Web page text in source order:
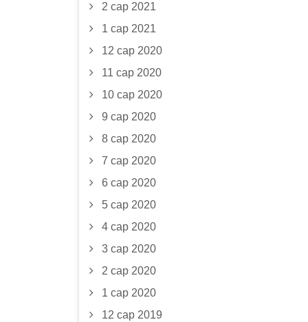
2 сар 2021
1 сар 2021
12 сар 2020
11 сар 2020
10 сар 2020
9 сар 2020
8 сар 2020
7 сар 2020
6 сар 2020
5 сар 2020
4 сар 2020
3 сар 2020
2 сар 2020
1 сар 2020
12 сар 2019